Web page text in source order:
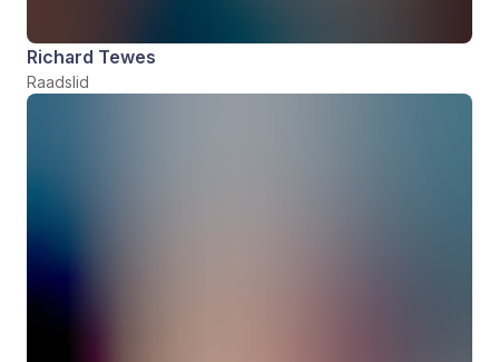
Richard Tewes
Raadslid